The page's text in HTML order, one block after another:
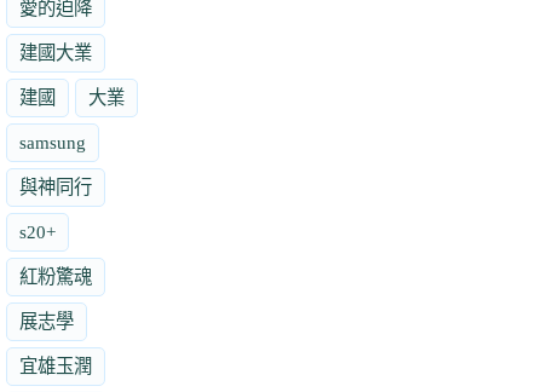
愛的迫降
建國大業
建國 大業
samsung
與神同行
s20+
紅粉驚魂
展志學
宜雄玉潤